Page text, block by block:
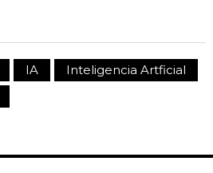
IA
Inteligencia Artficial